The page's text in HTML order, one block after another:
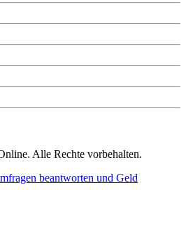
Alle Rechte vorbehalten.